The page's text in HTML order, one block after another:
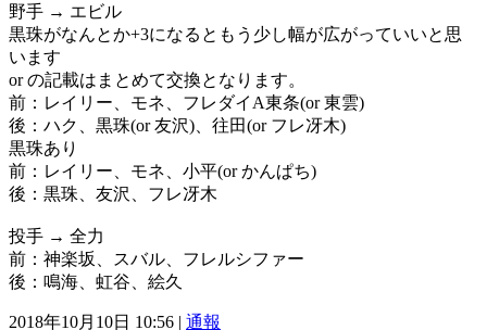
野手 → エビル
黒珠がなんとか+3になるともう少し幅が広がっていいと思
います
or の記載はまとめて交換となります。
前：レイリー、モネ、フレダイA東条(or 東雲)
後：ハク、黒珠(or 友沢)、往田(or フレ冴木)
黒珠あり
前：レイリー、モネ、小平(or かんぱち)
後：黒珠、友沢、フレ冴木
投手 → 全力
前：神楽坂、スバル、フレルシファー
後：鳴海、虹谷、絵久
2018年10月10日 10:56 | 通報